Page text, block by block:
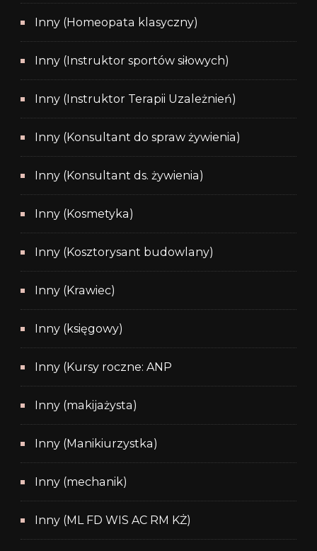
Inny (Homeopata klasyczny)
Inny (Instruktor sportów siłowych)
Inny (Instruktor Terapii Uzależnień)
Inny (Konsultant do spraw żywienia)
Inny (Konsultant ds. żywienia)
Inny (Kosmetyka)
Inny (Kosztorysant budowlany)
Inny (Krawiec)
Inny (księgowy)
Inny (Kursy roczne: ANP
Inny (makijażysta)
Inny (Manikiurzystka)
Inny (mechanik)
Inny (ML FD WIS AC RM KŻ)